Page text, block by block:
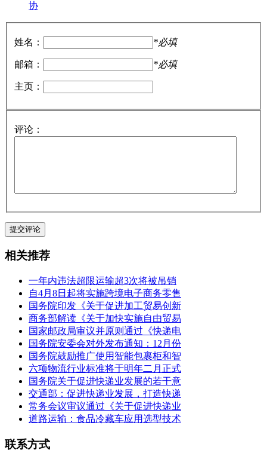
协
姓名： *必填
邮箱： *必填
主页：
评论：
相关推荐
一年内违法超限运输超3次将被吊销
自4月8日起将实施跨境电子商务零售
国务院印发《关于促进加工贸易创新
商务部解读《关于加快实施自由贸易
国家邮政局审议并原则通过《快递电
国务院安委会对外发布通知：12月份
国务院鼓励推广使用智能包裹柜和智
六项物流行业标准将于明年二月正式
国务院关于促进快递业发展的若干意
交通部：促进快递业发展，打造快递
常务会议审议通过《关于促进快递业
道路运输：食品冷藏车应用选型技术
联系方式